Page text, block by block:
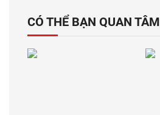
CÓ THỂ BẠN QUAN TÂM